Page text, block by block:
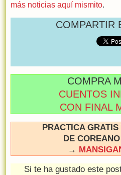
más noticias aquí mismito.
COMPARTIR
COMPRA
CUENTOS
CON FINAL
PRACTICA
DE
→
Si te ha gustado este